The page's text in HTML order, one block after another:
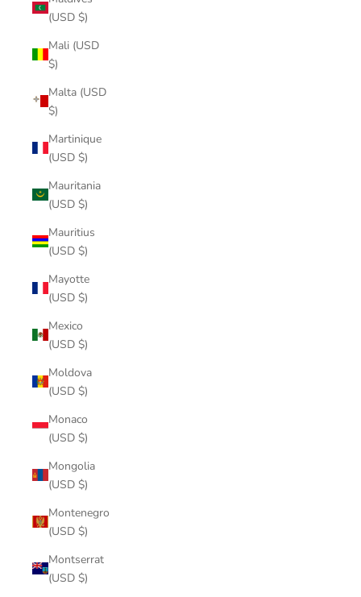
(USD $)
Mali (USD
$)
Malta (USD
$)
Martinique
(USD $)
Mauritania
(USD $)
Mauritius
(USD $)
Mayotte
(USD $)
Mexico
(USD $)
Moldova
(USD $)
Monaco
(USD $)
Mongolia
(USD $)
Montenegro
(USD $)
Montserrat
(USD $)